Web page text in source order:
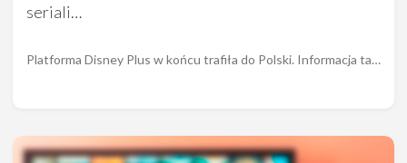
seriali…
Platforma Disney Plus w końcu trafiła do Polski. Informacja ta…